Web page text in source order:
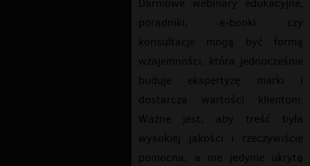
Darmowe webinary edukacyjne,
poradniki, e-booki czy
konsultacje mogą być formą
wzajemności, która jednocześnie
buduje ekspertyzę marki i
dostarcza wartości klientom.
Ważne jest, aby treść była
wysokiej jakości i rzeczywiście
pomocna, a nie jedynie ukrytą